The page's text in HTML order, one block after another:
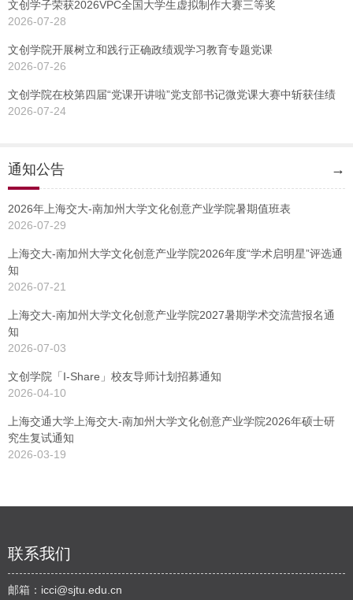
文创学子荣获2026VPC全国大学生虚拟制作大赛三等奖
2026-07-28
文创学院开展树立和践行正确政绩观学习教育专题党课
2026-07-26
文创学院在校第四届“党课开讲啦”党支部书记微党课大赛中斩获佳绩
2026-07-24
通知公告 →
2026年上海交大-南加州大学文化创意产业学院暑期值班表
2026-07-29
上海交大-南加州大学文化创意产业学院2026年度“学术启明星”评选通
知
2026-07-21
上海交大-南加州大学文化创意产业学院2027暑期学术交流营报名通
知
2026-07-03
文创学院「I-Share」校友导师计划招募通知
2026-04-10
上海交通大学上海交大-南加州大学文化创意产业学院2026年硕士研
究生复试通知
2026-03-19
联系我们
邮箱： icci@sjtu.edu.cn